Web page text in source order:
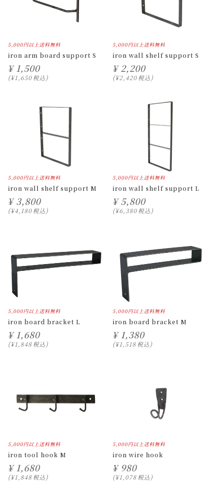
5,000円以上送料無料
iron arm board support S
¥ 1,500
¥1,650税込
5,000円以上送料無料
iron wall shelf support S
¥ 2,200
¥2,420税込
5,000円以上送料無料
iron wall shelf support M
¥ 3,800
¥4,180税込
5,000円以上送料無料
iron wall shelf support L
¥ 5,800
¥6,380税込
5,000円以上送料無料
iron board bracket L
¥ 1,680
¥1,848税込
5,000円以上送料無料
iron board bracket M
¥ 1,380
¥1,518税込
5,000円以上送料無料
iron tool hook M
¥ 1,680
¥1,848税込
5,000円以上送料無料
iron wire hook
¥ 980
¥1,078税込